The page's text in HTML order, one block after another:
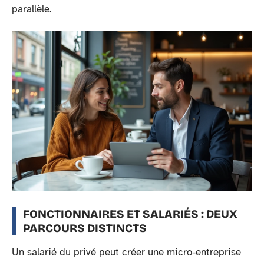
parallèle.
FONCTIONNAIRES ET SALARIÉS : DEUX
PARCOURS DISTINCTS
Un salarié du privé peut créer une micro-entreprise